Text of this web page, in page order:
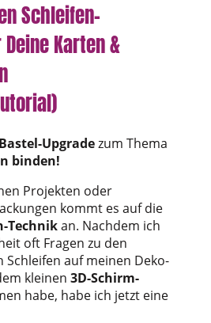
Schleifen-
Karten &
Bastel-Upgradezum Thema
binden!
Projekten oder
kommt es auf die
Technikan. Nachdem ich
oft Fragen zu den
Schleifen auf meinen Deko-
kleinen 3D-Schirm-
habe, habe ich jetzt eine